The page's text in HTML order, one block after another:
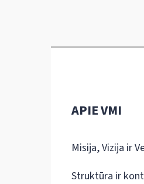
APIE VMI
Misija, Vizija ir
Struktūra ir